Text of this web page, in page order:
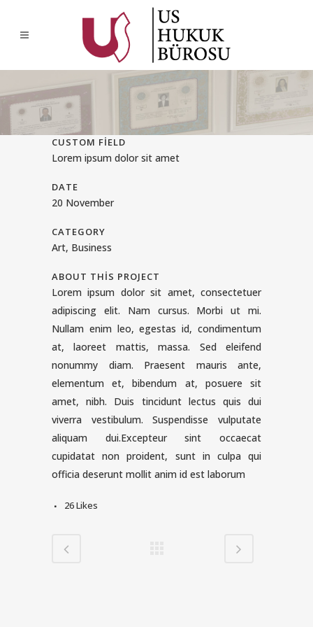
CUSTOM FIELD
Lorem ipsum dolor sit amet
DATE
20 November
CATEGORY
Art, Business
ABOUT THIS PROJECT
Lorem ipsum dolor sit amet, consectetuer
adipiscing elit. Nam cursus. Morbi ut mi.
Nullam enim leo, egestas id, condimentum
at, laoreet mattis, massa. Sed eleifend
nonummy diam. Praesent mauris ante,
elementum et, bibendum at, posuere sit
amet, nibh. Duis tincidunt lectus quis dui
viverra vestibulum. Suspendisse vulputate
aliquam dui.Excepteur sint occaecat
cupidatat non proident, sunt in culpa qui
officia deserunt mollit anim id est laborum
26Likes